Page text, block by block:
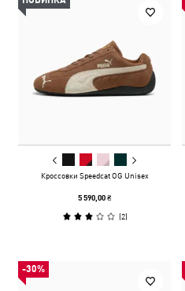
Кроссовки Speedcat OG Unisex
5 590,00 ₴
(2)
-30%